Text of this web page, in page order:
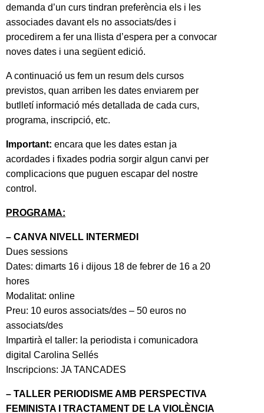
demanda d’un curs tindran preferència els i les
associades davant els no associats/des i
procedirem a fer una llista d’espera per a convocar
noves dates i una següent edició.
A continuació us fem un resum dels cursos
previstos, quan arriben les dates enviarem per
butlletí informació més detallada de cada curs,
programa, inscripció, etc.
Important: encara que les dates estan ja
acordades i fixades podria sorgir algun canvi per
complicacions que puguen escapar del nostre
control.
PROGRAMA:
– CANVA NIVELL INTERMEDI
Dues sessions
Dates: dimarts 16 i dijous 18 de febrer de 16 a 20
hores
Modalitat: online
Preu: 10 euros associats/des – 50 euros no
associats/des
Impartirà el taller: la periodista i comunicadora
digital Carolina Sellés
Inscripcions: JA TANCADES
– TALLER PERIODISME AMB PERSPECTIVA
FEMINISTA I TRACTAMENT DE LA VIOLÈNCIA